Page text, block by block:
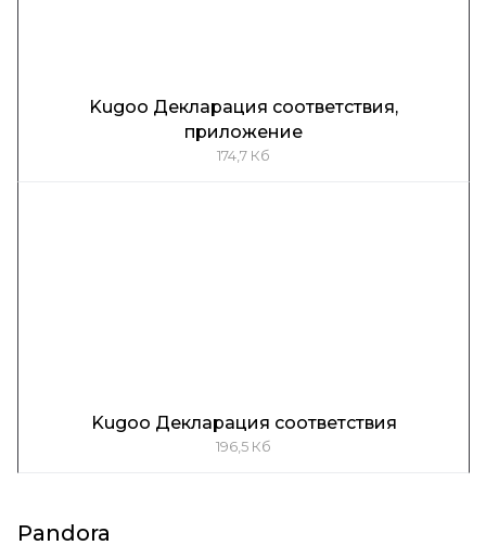
Kugoo Декларация соответствия,
приложение
174,7 Кб
Kugoo Декларация соответствия
196,5 Кб
Pandora